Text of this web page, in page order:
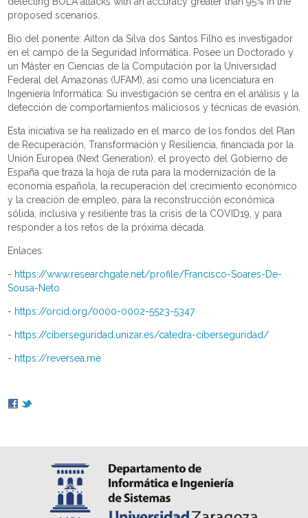
proposed scenarios.
Bio del ponente: Ailton da Silva dos Santos Filho es investigador
en el campo de la Seguridad Informática. Posee un Doctorado y
un Máster en Ciencias de la Computación por la Universidad
Federal del Amazonas (UFAM), así como una licenciatura en
Ingeniería Informática. Su investigación se centra en el análisis y la
detección de comportamientos maliciosos y técnicas de evasión.
Esta iniciativa se ha realizado en el marco de los fondos del Plan
de Recuperación, Transformación y Resiliencia, financiada por la
Unión Europea (Next Generation), el proyecto del Gobierno de
España que traza la hoja de ruta para la modernización de la
economía española, la recuperación del crecimiento económico
y la creación de empleo, para la reconstrucción económica
sólida, inclusiva y resiliente tras la crisis de la COVID19, y para
responder a los retos de la próxima década.
Enlaces:
- https://www.researchgate.net/profile/Francisco-Soares-De-
Sousa-Neto
- https://orcid.org/0000-0002-5523-5347
- https://ciberseguridad.unizar.es/catedra-ciberseguridad/
- https://reversea.me